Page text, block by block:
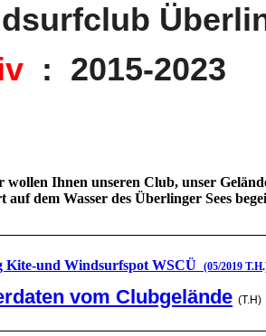
: 2015-2023
wollen Ihnen unseren Club, unser
dem Wasser des Überlinger Sees
Kite-und Windsurfspot WSCÜ (05/2019 T.H
vom Clubgelände (T.H)